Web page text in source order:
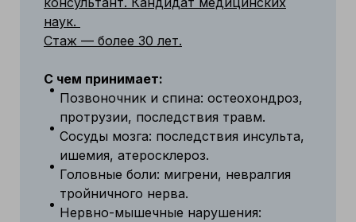
наук.
Стаж — более 30 лет.
С чем принимает:
Позвоночник и спина: остеохондроз,
протрузии, последствия травм.
Сосуды мозга: последствия инсульта,
ишемия, атеросклероз.
Головные боли: мигрени, невралгия
тройничного нерва.
Нервно-мышечные нарушения: